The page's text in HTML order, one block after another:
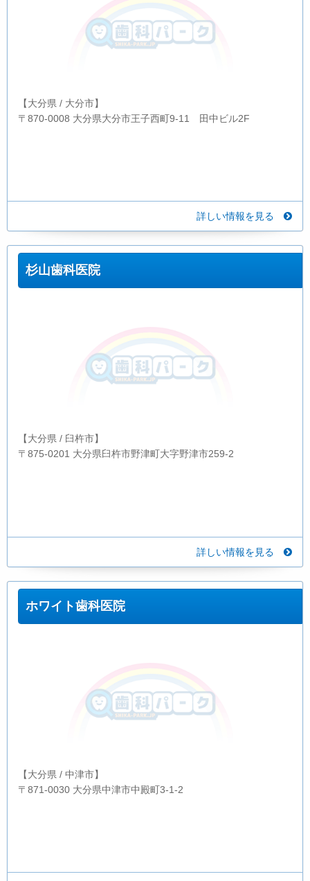
【大分県 / 大分市】
〒870-0008 大分県大分市王子西町9-11 田中ビル2F
詳しい情報を見る
杉山歯科医院
【大分県 / 臼杵市】
〒875-0201 大分県臼杵市野津町大字野津市259-2
詳しい情報を見る
ホワイト歯科医院
【大分県 / 中津市】
〒871-0030 大分県中津市中殿町3-1-2